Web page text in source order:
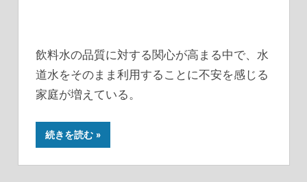
飲料水の品質に対する関心が高まる中で、水
道水をそのまま利用することに不安を感じる
家庭が増えている。
続きを読む